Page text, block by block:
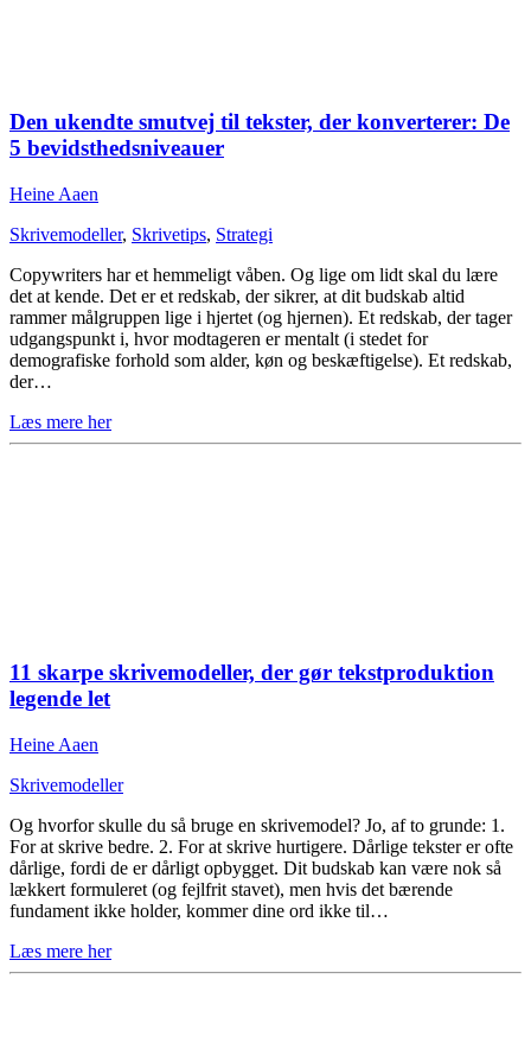
Den ukendte smutvej til tekster, der konverterer: De
5 bevidsthedsniveauer
Heine Aaen
Skrivemodeller, Skrivetips, Strategi
Copywriters har et hemmeligt våben. Og lige om lidt skal du lære
det at kende. Det er et redskab, der sikrer, at dit budskab altid
rammer målgruppen lige i hjertet (og hjernen). Et redskab, der tager
udgangspunkt i, hvor modtageren er mentalt (i stedet for
demografiske forhold som alder, køn og beskæftigelse). Et redskab,
der…
Læs mere her
11 skarpe skrivemodeller, der gør tekstproduktion
legende let
Heine Aaen
Skrivemodeller
Og hvorfor skulle du så bruge en skrivemodel? Jo, af to grunde: 1.
For at skrive bedre. 2. For at skrive hurtigere. Dårlige tekster er ofte
dårlige, fordi de er dårligt opbygget. Dit budskab kan være nok så
lækkert formuleret (og fejlfrit stavet), men hvis det bærende
fundament ikke holder, kommer dine ord ikke til…
Læs mere her